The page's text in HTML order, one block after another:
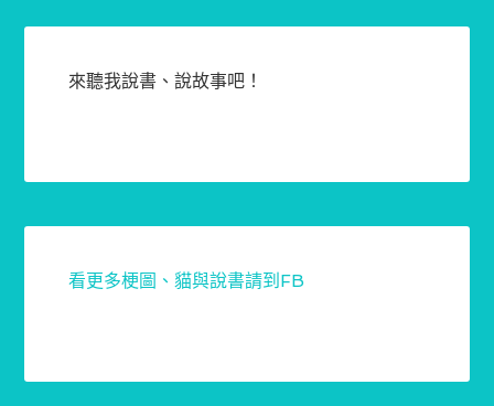
來聽我說書、說故事吧！
看更多梗圖、貓與說書請到FB